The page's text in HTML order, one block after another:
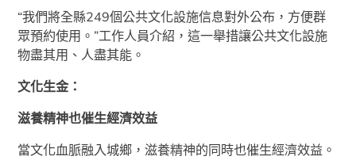
“我們將全縣249個公共文化設施信息對外公布，方便群
眾預約使用。”工作人員介紹，這一舉措讓公共文化設施
物盡其用、人盡其能。
文化生金：
滋養精神也催生經濟效益
當文化血脈融入城鄉，滋養精神的同時也催生經濟效益。